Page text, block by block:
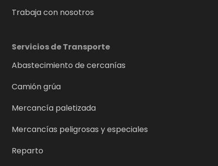
Trabaja con nosotros
Servicios de Transporte
Abastecimiento de cercanías
Camión grúa
Mercancía paletizada
Mercancías peligrosas y especiales
Reparto